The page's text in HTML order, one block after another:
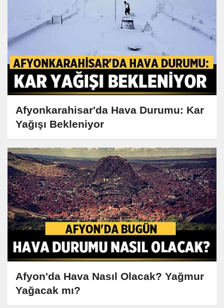
Afyonkarahisar'da Hava Durumu: Kar
Yağışı Bekleniyor
Afyon'da Hava Nasıl Olacak? Yağmur
Yağacak mı?